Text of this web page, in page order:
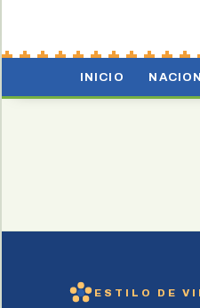
INICIO
ESTILO DE